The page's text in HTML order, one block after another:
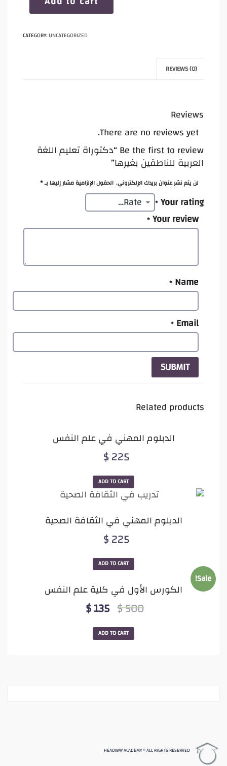
العربية
بغيرها
CATEGORY: UNCATEGORIZED
REVIEWS (0)
Reviews
There are no reviews yet.
Be the first to review “دكتوراة تعليم اللغة
العربية للناطقين بغيرها”
لن يتم نشر عنوان بريدك الإلكتروني. الحقول الإلزامية مشار إليها بـ*
Your rating
*
Your review
*
Name
*
Email
*
Related products
الدبلوم المهني في علم النفس
$225
ADD TO CART
الدبلوم المهني في الثقافة الصحية
$225
ADD TO CART
Sale!
الكورس الأول في كلية علم النفس
$500
$135
ADD TO CART
HEADWAY ACADEMY © ALL RIGHTS RESERVED